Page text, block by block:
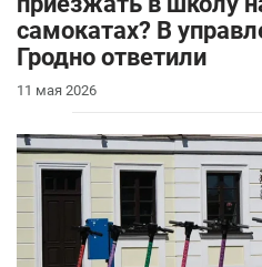
самокатах? В
Гродно ответили
11 мая 2026